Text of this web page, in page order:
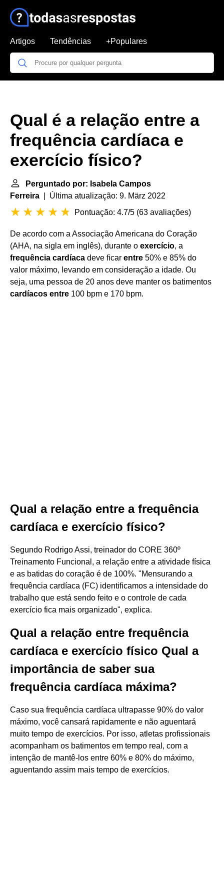
Artigos Tendências +Populares
Qual é a relação entre a
frequência cardíaca e
exercício físico?
Perguntado por: Isabela Campos
Ferreira | Última atualização: 9. März 2022
Pontuação: 4.7/5 (63 avaliações)
De acordo com a Associação Americana do Coração
(AHA, na sigla em inglês), durante o exercício, a
frequência cardíaca deve ficar entre 50% e 85% do
valor máximo, levando em consideração a idade. Ou
seja, uma pessoa de 20 anos deve manter os batimentos
cardíacos entre 100 bpm e 170 bpm.
Qual a relação entre a frequência
cardíaca e exercício físico?
Segundo Rodrigo Assi, treinador do CORE 360º
Treinamento Funcional, a relação entre a atividade física
e as batidas do coração é de 100%. "Mensurando a
frequência cardíaca (FC) identificamos a intensidade do
trabalho que está sendo feito e o controle de cada
exercício fica mais organizado", explica.
Qual a relação entre frequência
cardíaca e exercício físico Qual a
importância de saber sua
frequência cardíaca máxima?
Caso sua frequência cardíaca ultrapasse 90% do valor
máximo, você cansará rapidamente e não aguentará
muito tempo de exercícios. Por isso, atletas profissionais
acompanham os batimentos em tempo real, com a
intenção de mantê-los entre 60% e 80% do máximo,
aguentando assim mais tempo de exercícios.